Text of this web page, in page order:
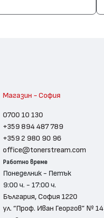
Магазин - София
0700 10 130
+359 894 487 789
+359 2 980 90 96
office@tonerstream.com
Работно време
Понеделник - Петък
9:00 ч. - 17:00 ч.
България, София 1220
ул. “Проф. Иван Георгов” №